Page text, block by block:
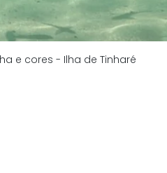
e cores - Ilha de Tinharé